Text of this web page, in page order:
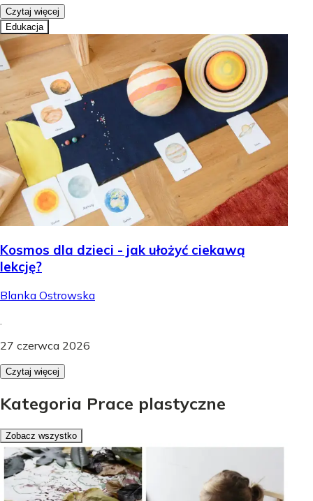
Czytaj więcej
Edukacja
Kosmos dla dzieci - jak ułożyć ciekawą
lekcję?
Blanka Ostrowska
.
27 czerwca 2026
Czytaj więcej
Kategoria Prace plastyczne
Zobacz wszystko